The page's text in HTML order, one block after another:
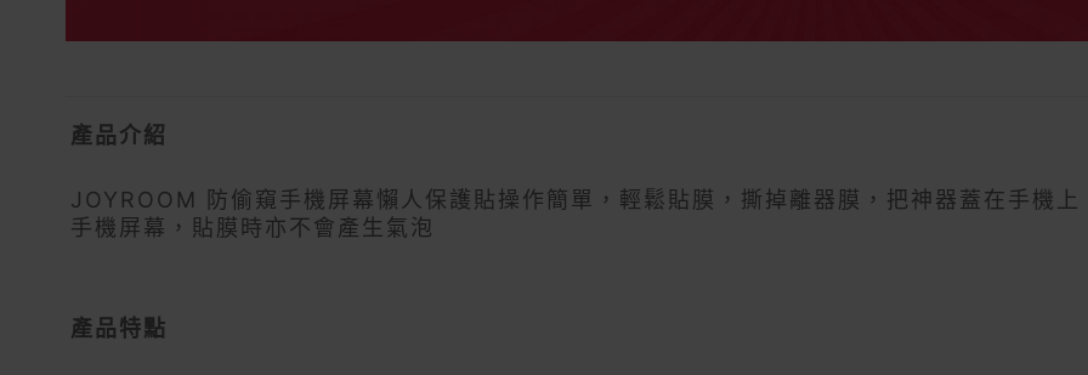
產品介紹
JOYROOM 防偷窺手機屏幕懶人保護貼操作簡單，輕鬆貼膜，撕掉離器膜，把神器蓋在手機
手機屏幕，貼膜時亦不會產生氣泡
產品特點